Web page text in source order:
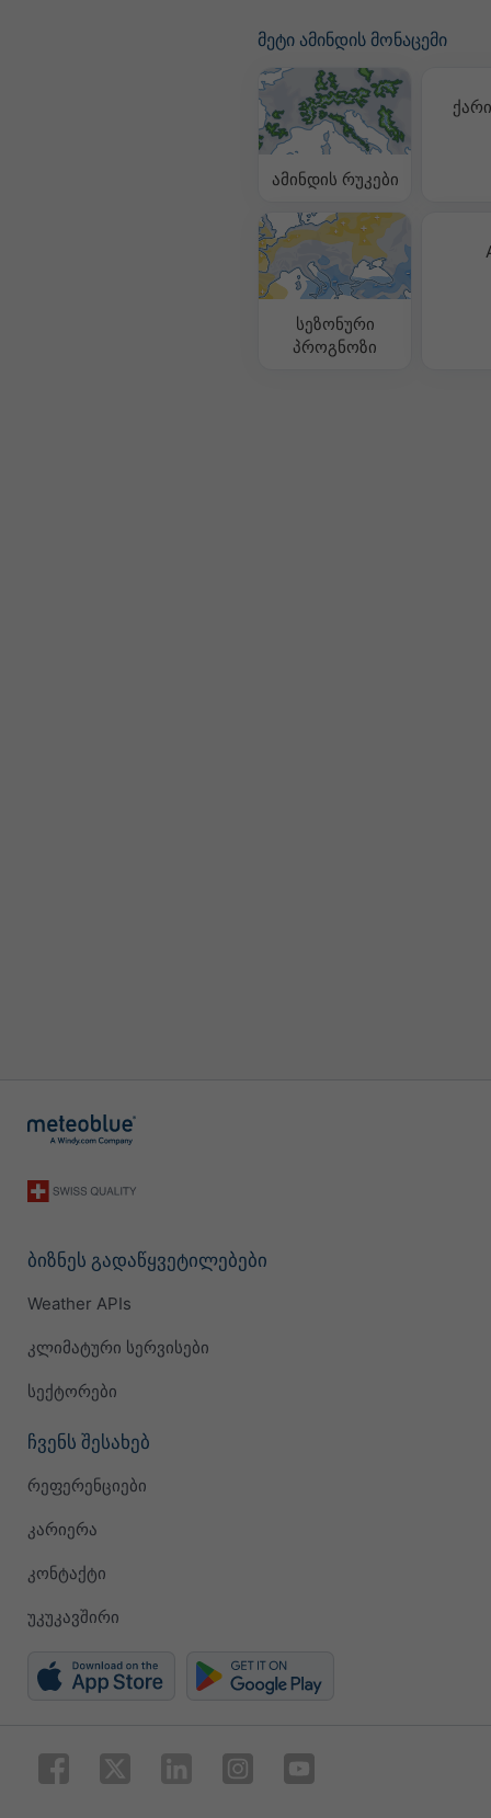
მეტი ამინდის მონაცემი
ამინდის რუკები
სეზონური
პროგნოზი
ბიზნეს გადაწყვეტილებები
Weather APIs
კლიმატური სერვისები
სექტორები
ჩვენს შესახებ
რეფერენციები
კარიერა
კონტაქტი
უკუკავშირი